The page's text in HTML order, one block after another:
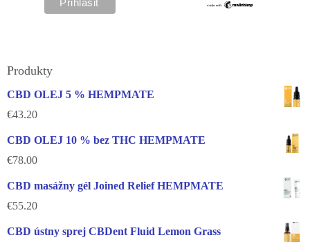
Produkty
CBD OLEJ 5 % HEMPMATE
€43.20
CBD OLEJ 10 % bez THC HEMPMATE
€78.00
CBD masážny gél Joined Relief HEMPMATE
€55.20
CBD ústny sprej CBDent Fluid Lemon Grass